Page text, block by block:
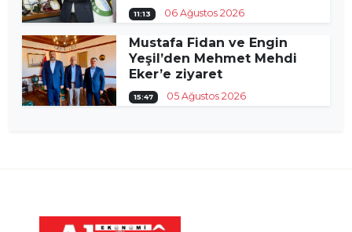
11:13 06 Ağustos 2026
Mustafa Fidan ve Engin
Yeşil’den Mehmet Mehdi
Eker’e ziyaret
15:47 05 Ağustos 2026